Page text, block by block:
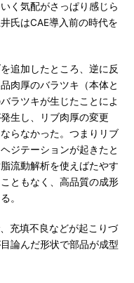
く気配がさっぱり感じら
氏はCAE導入前の時代を
追加したところ、逆に反
肉厚のバラツキ（本体と
ラツキが生じたことによ
生し、リブ肉厚の変更
らなかった。つまりリブ
ジテーションが起きたと
流動解析を使えばたやす
ともなく、高品質の成形
。
充填不良などが起こりづ
論んだ形状で部品が成型